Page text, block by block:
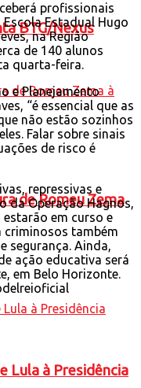
BTG/Nexus
de Romeu Zema
Lula à Presidência
profissionais
Estadual Hugo
na Região
de 140 alunos
quarta-feira.
e Planejamento
“é essencial que as
não estão sozinhos
Falar sobre sinais
de risco é
repressivas e
da Operação Hagnos,
em curso e
também
segurança. Ainda,
ação educativa será
em Belo Horizonte.